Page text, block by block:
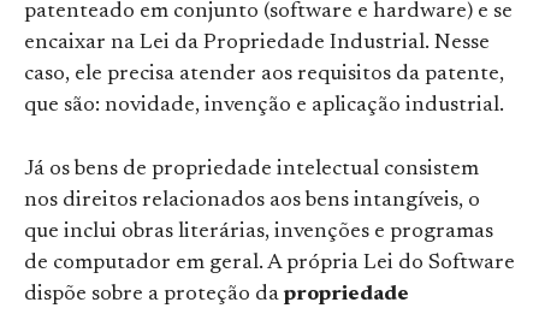
patenteado em conjunto (software e hardware) e se
encaixar na Lei da Propriedade Industrial. Nesse
caso, ele precisa atender aos requisitos da patente,
que são: novidade, invenção e aplicação industrial.
Já os bens de propriedade intelectual consistem
nos direitos relacionados aos bens intangíveis, o
que inclui obras literárias, invenções e programas
de computador em geral. A própria Lei do Software
dispõe sobre a proteção da propriedade